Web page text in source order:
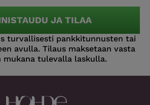
JA TILAA
turvallisesti pankkitunnusten tai
avulla. Tilaus maksetaan vasta
tulevalla laskulla.